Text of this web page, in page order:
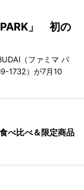
PARK」 初の
（ファミマ パ
1732）が7月10
べ比べ＆限定商品